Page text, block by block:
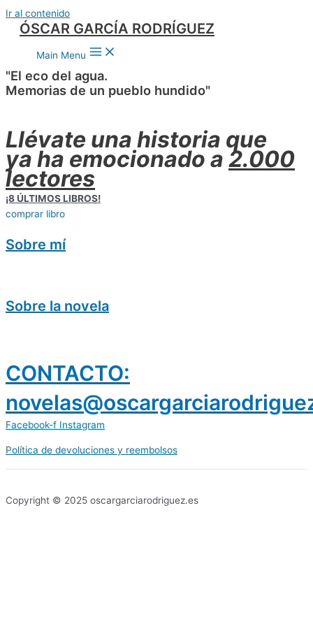
Ir al contenido
ÓSCAR GARCÍA RODRÍGUEZ
Main Menu
"El eco del agua.
Memorias de un pueblo hundido"
Llévate una historia que
ya ha emocionado a 2.000
lectores
¡8 ÚLTIMOS LIBROS!
comprar libro
Sobre mí
Sobre la novela
CONTACTO:
Facebook-f Instagram
Política de devoluciones y reembolsos
Copyright © 2025 oscargarciarodriguez.es